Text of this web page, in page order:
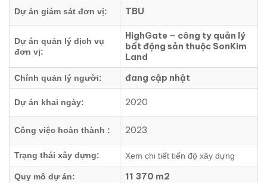
Dự án giám sát đơn vị: TBU
Dự án quản lý dịch vụ
đơn vị:
HighGate – công ty quản lý
bất động sản thuộc SonKim
Land
Chính quản lý người: đang cập nhật
Dự án khai ngày: 2020
Công việc hoàn thành : 2023
Trạng thái xây dựng: Xem chi tiết tiến độ xây dựng
Quy mô dự án: 11 370 m2